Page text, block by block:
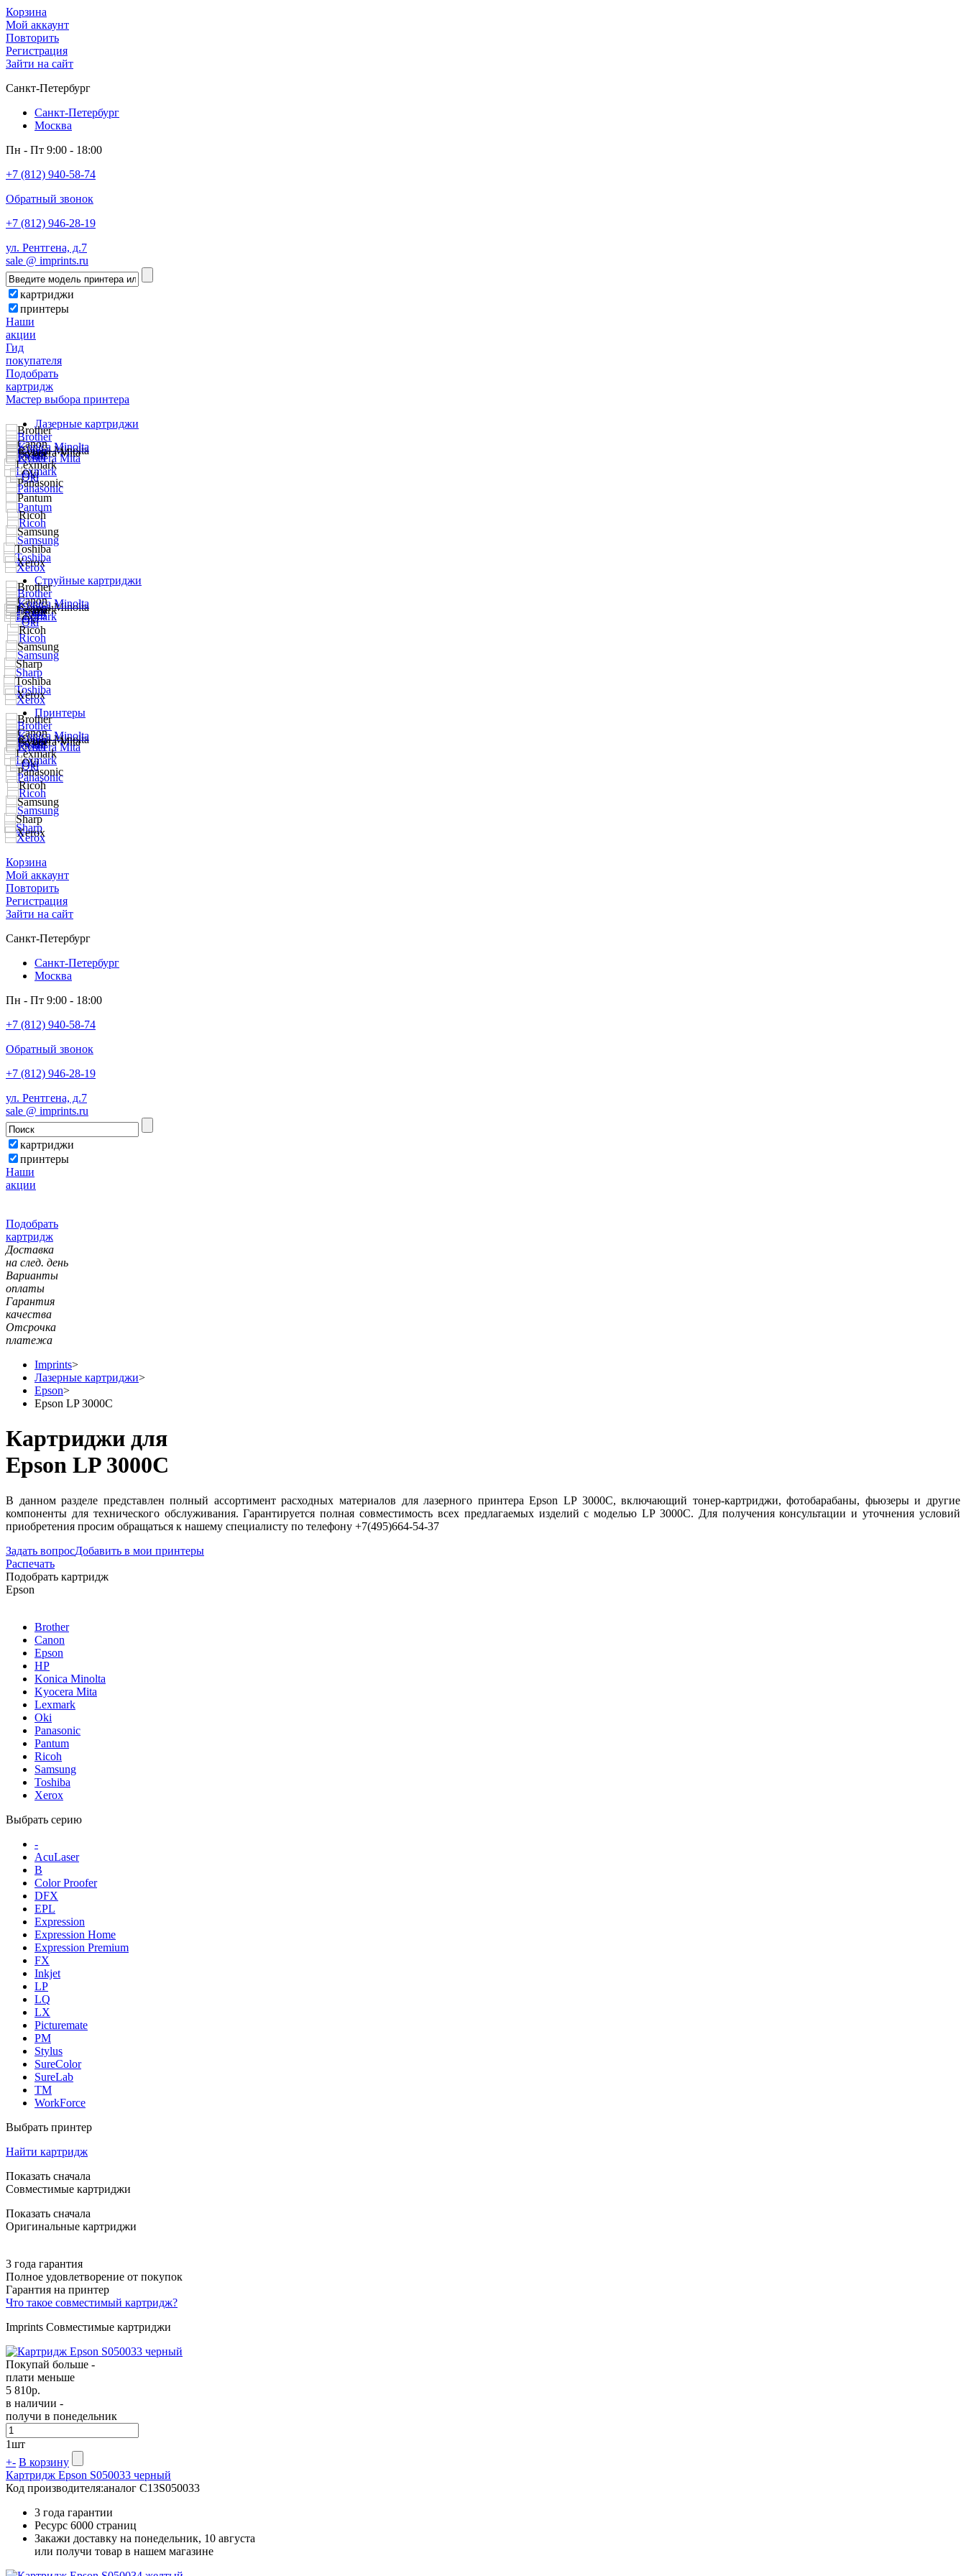
Корзина
Мой аккаунт
Повторить
Регистрация
Зайти на сайт
Санкт-Петербург
Санкт-Петербург
Москва
Пн - Пт 9:00 - 18:00
+7 (812) 940-58-74
Обратный звонок
+7 (812) 946-28-19
ул. Рентгена, д.7
sale @ imprints.ru
картриджи
принтеры
Наши
акции
Гид
покупателя
Подобрать
картридж
Мастер выбора принтера
Лазерные картриджи
Струйные картриджи
Принтеры
Корзина
Мой аккаунт
Повторить
Регистрация
Зайти на сайт
Санкт-Петербург
Санкт-Петербург
Москва
Пн - Пт 9:00 - 18:00
+7 (812) 940-58-74
Обратный звонок
+7 (812) 946-28-19
ул. Рентгена, д.7
sale @ imprints.ru
картриджи
принтеры
Наши
акции
Подобрать
картридж
Доставка
на след. день
Варианты
оплаты
Гарантия
качества
Отсрочка
платежа
Imprints>
Лазерные картриджи>
Epson>
Epson LP 3000C
Картриджи для
Epson LP 3000C
В данном разделе представлен полный ассортимент расходных материалов для лазерного принтера Epson LP 3000C, включающий тонер-картриджи, фотобарабаны, фьюзеры и другие
компоненты для технического обслуживания. Гарантируется полная совместимость всех предлагаемых изделий с моделью LP 3000C. Для получения консультации и уточнения условий
приобретения просим обращаться к нашему специалисту по телефону +7(495)664-54-37
Задать вопросДобавить в мои принтеры
Распечать
Подобрать картридж
Epson
Brother
Canon
Epson
HP
Konica Minolta
Kyocera Mita
Lexmark
Oki
Panasonic
Pantum
Ricoh
Samsung
Toshiba
Xerox
Выбрать серию
-
AcuLaser
B
Color Proofer
DFX
EPL
Expression
Expression Home
Expression Premium
FX
Inkjet
LP
LQ
LX
Picturemate
PM
Stylus
SureColor
SureLab
TM
WorkForce
Выбрать принтер
Найти картридж
Показать сначала
Совместимые картриджи
Показать сначала
Оригинальные картриджи
3 года гарантия
Полное удовлетворение от покупок
Гарантия на принтер
Что такое совместимый картридж?
Imprints Совместимые картриджи
Покупай больше -
плати меньше
5 810р.
в наличии -
получи в понедельник
1шт
+- В корзину
Картридж Epson S050033 черный
Код производителя:аналог C13S050033
3 года гарантии
Ресурс 6000 страниц
Закажи доставку на понедельник, 10 августа
или получи товар в нашем магазине